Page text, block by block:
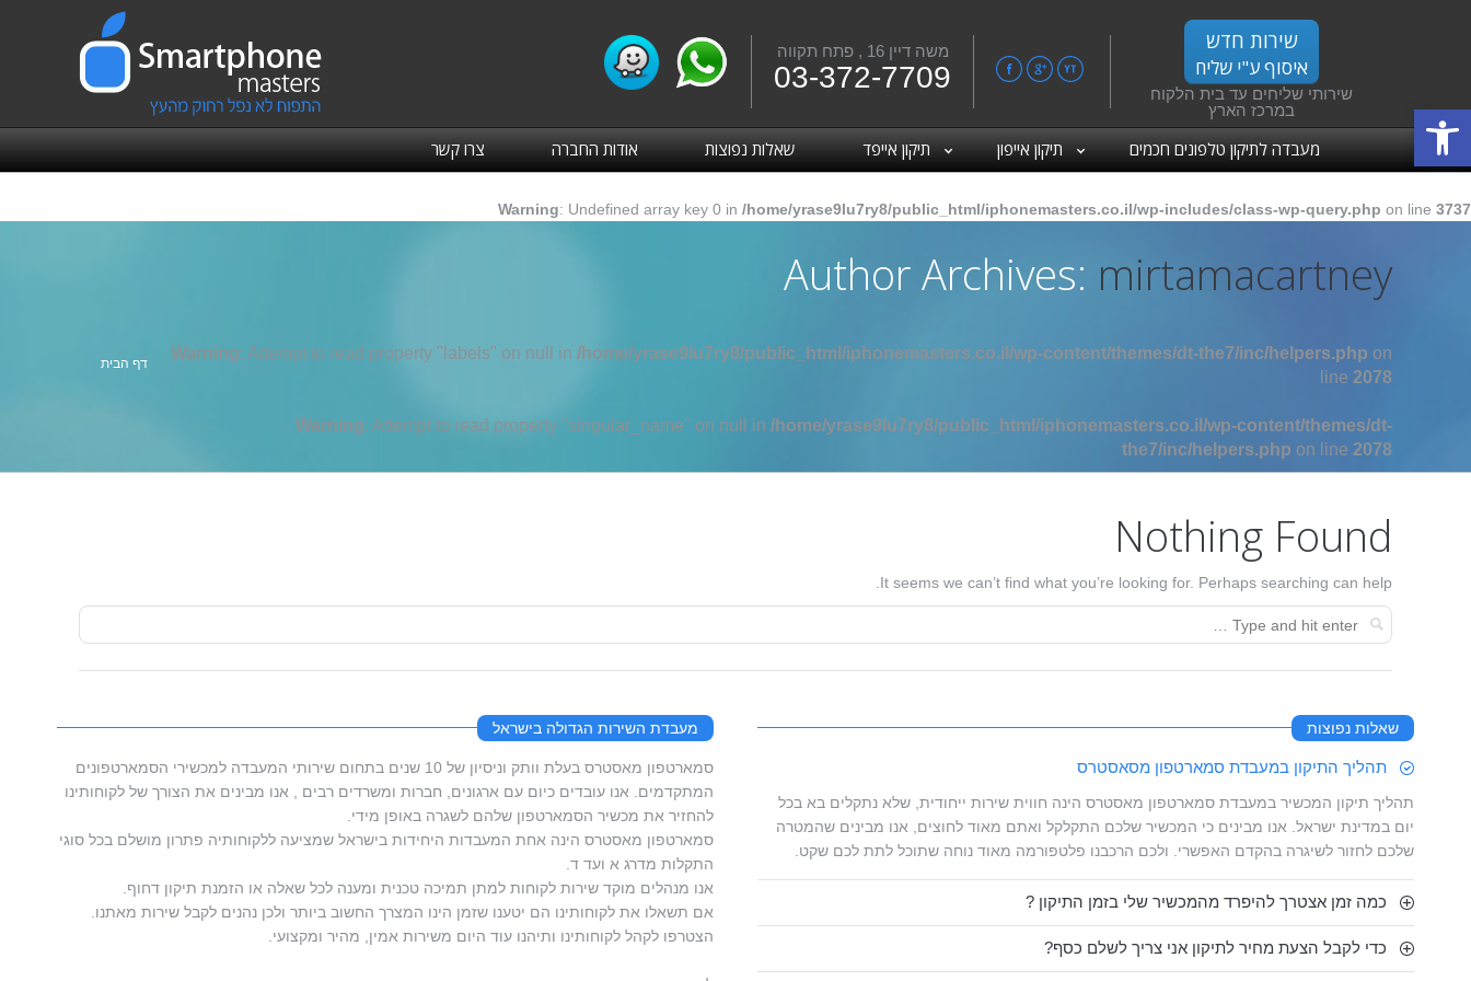
פתח סרגל נגישות
משה דיין 16 , פתח תקווה
03-372-7709FacebookGoogle+
YouTube
שירות חדש
איסוף ע"י שליח
שירותי שליחים עד בית הלקוח
במרכז הארץ
מעבדה לתיקון טלפונים חכמים תיקון אייפון תיקון אייפד שאלות נפוצות אודות החברה צרו קשר
Warning: Undefined array key 0 in /home/yrase9lu7ry8/public_html/iphonemasters.co.il/wp-includes/class-wp-query.php on line 3737
Author Archives: mirtamacartney
Warning: Attempt to read property "labels" on null in /home/yrase9lu7ry8/public_html/iphonemasters.co.il/wp-content/themes/dt-the7/inc/helpers.php on
line 2078
Warning: Attempt to read property "singular_name" on null in /home/yrase9lu7ry8/public_html/iphonemasters.co.il/wp-content/themes/dt-
the7/inc/helpers.php on line 2078
אתה כאן:
דף הבית
Nothing Found
It seems we can’t find what you’re looking for. Perhaps searching can help.
שאלות נפוצות
תהליך התיקון במעבדת סמארטפון מסאסטרס
תהליך תיקון המכשיר במעבדת סמארטפון מאסטרס הינה חווית שירות ייחודית, שלא נתקלים בא בכל
יום במדינת ישראל. אנו מבינים כי המכשיר שלכם התקלקל ואתם מאוד לחוצים, אנו מבינים שהמטרה
שלכם לחזור לשיגרה בהקדם האפשרי. ולכם הרכבנו פלטפורמה מאוד נוחה שתוכל לתת לכם שקט.
כמה זמן אצטרך להיפרד מהמכשיר שלי בזמן התיקון ?
כדי לקבל הצעת מחיר לתיקון אני צריך לשלם כסף?
מעבדת השירות הגדולה בישראל
סמארטפון מאסטרס בעלת וותק וניסיון של 10 שנים בתחום שירותי המעבדה למכשירי הסמארטפונים
המתקדמים. אנו עובדים כיום עם ארגונים, חברות ומשרדים רבים , אנו מבינים את הצורך של לקוחותינו
להחזיר את מכשיר הסמארטפון שלהם לשגרה באופן מידי.
סמארטפון מאסטרס הינה אחת המעבדות היחידות בישראל שמציעה ללקוחותיה פתרון מושלם בכל סוגי
התקלות מדרג א ועד ד.
אנו מנהלים מוקד שירות לקוחות למתן תמיכה טכנית ומענה לכל שאלה או הזמנת תיקון דחוף.
אם תשאלו את לקוחותינו הם יטענו שזמן הינו המצרך החשוב ביותר ולכן נהנים לקבל שירות מאתנו.
הצטרפו לקהל לקוחותינו ותיהנו עוד היום משירות אמין, מהיר ומקצועי.